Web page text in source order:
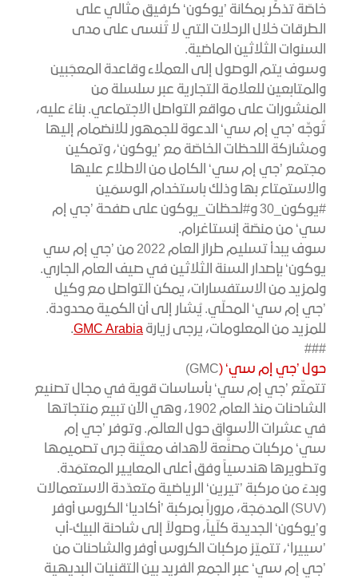
خاصّة تذكِّر بمكانة ’يوكون‘ كرفيق مثالي على
الطرقات خلال الرحلات التي لا تُنسى على مدى
السنوات الثلاثين الماضية.
وسوف يتم الوصول إلى العملاء وقاعدة المعجَبين
والمتابعين للعلامة التجارية عبر سلسلة من
المنشورات على مواقع التواصل الاجتماعي. بناءً عليه،
تُوجِّه ’جي إم سي‘ الدعوة للجمهور للانضمام إليها
ومشارَكة اللحظات الخاصّة مع ’يوكون‘، وتمكين
مجتمع ’جي إم سي‘ الكامل من الاطلاع عليها
والاستمتاع بها وذلك باستخدام الوسمَين
#يوكون_30 و#لحظات_يوكون على صفحة ’جي إم
سي‘ من منصّة إنستاغرام.
سوف يبدأ تسليم طراز العام 2022 من ’جي إم سي
يوكون‘ بإصدار السنة الثلاثين في صيف العام الجاري.
ولمزيد من الاستفسارات، يمكن التواصل مع وكيل
’جي إم سي‘ المحلّي. يُشار إلى أن الكمية محدودة.
للمزيد من المعلومات، يرجى زيارةGMC Arabia
.
###
حول ’جي إم سي‘ (GMC)
تتمتّع ’جي إم سي‘ بأساسات قوية في مجال تصنيع
الشاحنات منذ العام 1902، وهي الآن تبيع منتجاتها
في عشرات الأسواق حول العالم. وتوفر ’جي إم
سي‘ مركبات مصنَّعة لأهداف معيَّنة جرى تصميمها
وتطويرها هندسياً وفق أعلى المعايير المعتمَدة.
وبدءً من مركبة ’تيرين‘ الرياضية متعدّدة الاستعمالات
(SUV) المدمَجة، مروراً بمركبة ’أكاديا‘ الكروس أوفر
و’يوكون‘ الجديدة كلّياً، وصولاً إلى شاحنة البيك-أب
’سييرا‘، تتميّز مركبات الكروس أوفر والشاحنات من
’جي إم سي‘ عبر الجمع الفريد بين التقنيات البديهية